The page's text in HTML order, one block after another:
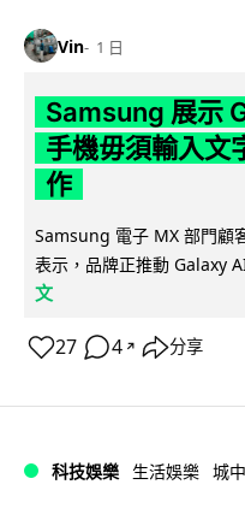
Vin 1 日
Samsung 展示
手機毋須輸入文
作
Samsung 電子 MX 部門顧
表示，品牌正推動 Galaxy
文
27 4 ↗ 分享
科技娛樂 生活娛樂 城